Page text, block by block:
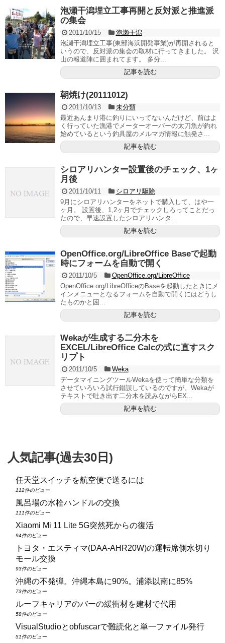
泡瀬干潟埋立工事再開と反対派と推進派
の集会
2011/10/15
泡瀬干潟
泡瀬干潟埋立工事(東部海浜開発事業)が再開されると
いうので、反対派の集会の取材に行ってきました。 沢
山の報道陣に囲まれてます。 多分...
記事を読む
朝焼け(20111012)
2011/10/13
未分類
最近あんまり港に釣りにいってないんだけど、前はよ
く行っていた漁港でメーターオーバーの太刀魚が釣れ
始めているという釣具屋のメルマガ情報に触発さ...
記事を読む
シロアリハンター設置後のチェック、1ヶ
月後
2011/10/11
シロアリ駆除
9月にシロアリハンターをネットで購入して、はや一
ヶ月。 設置後、1,2ヶ月でチェックしろってことだっ
たので、早速設置したシロアリハンタ...
記事を読む
OpenOffice.org/LibreOffice Baseで起動
時にフォームを自動で開く
2011/10/5
OpenOffice.org/LibreOffice
OpenOffice.org/LibreOfficeのBaseを起動したときにメ
インメニューとなるフォームを自動で開くにはどうし
たものかと困...
記事を読む
Wekaが生成する二分木を
EXCEL/LibreOffice Calcの式に直すスク
リプト
2011/10/5
Weka
データマイニングツールWekaを使って簡単な分類を
させていろいろ試行錯誤しているのですが、Wekaが
テキストで吐き出す二分木を読みながらEX...
記事を読む
人気記事(過去30日)
任天堂スイッチを航空便で送るには
112件のビュー
風呂場の水栓ハンドルの交換
111件のビュー
Xiaomi Mi 11 Lite 5G突然死からの復活
94件のビュー
トヨタ・エスティマ(DAA‑AHR20W)の運転席側水切り
モール交換
93件のビュー
沖縄の不発弾。沖縄本島に90%。浦添以南に85%
73件のビュー
ルーフキャリアのバーの緩衝材を建材で代用
58件のビュー
VisualStudioとobfuscarで難読化と単一ファイル発行
51件のビュー